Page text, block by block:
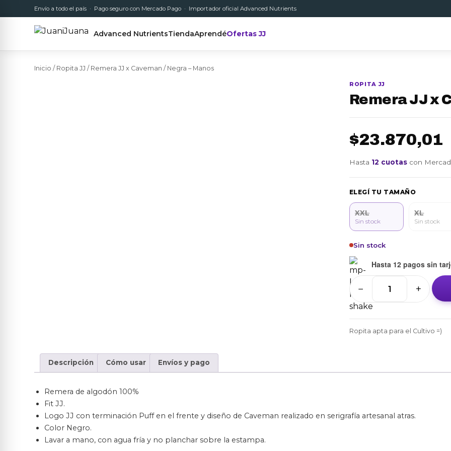
Envío a todo el país · Pago seguro con Mercado Pago · Importador oficial Advanced Nutrients
Advanced NutrientsTiendaAprendéOfertas JJ
Inicio / Ropita JJ / Remera JJ x Caveman / Negra – Manos
ROPITA JJ
Remera JJ x
$23.870,01
Hasta 12 cuotas con
ELEGÍ TU TAMAÑO
XXL
Sin stock
XL
Sin stock
Sin stock
Hasta 12 pagos sin
Remera
JJ
x
Caveman
− +
Ropita apta para el Cultivo =)
Descripción Cómo usar Envíos y pago
Remera de algodón 100%
Fit JJ.
Logo JJ con terminación Puff en el frente y diseño de Caveman realizado en serigrafía artesanal atras.
Color Negro.
Lavar a mano, con agua fría y no planchar sobre la estampa.